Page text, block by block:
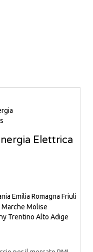
Elettrica
Emilia Romagna Friuli
Marche Molise
Trentino Alto Adige